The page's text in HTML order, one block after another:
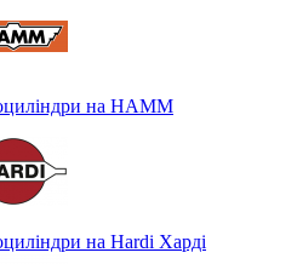
на HAMM
на Hardi Харді